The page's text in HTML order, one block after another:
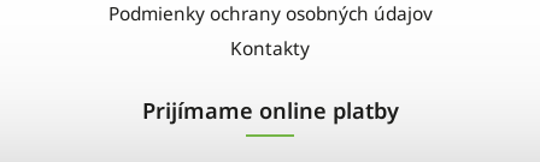
Podmienky ochrany osobných údajov
Kontakty
Prijímame online platby